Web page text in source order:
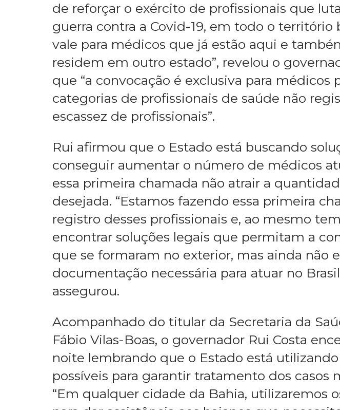
de reforçar o exército de profissionais que
guerra contra a Covid-19, em todo o território
vale para médicos que já estão aqui e
residem em outro estado”, revelou o
que “a convocação é exclusiva para médicos
categorias de profissionais de saúde não
escassez de profissionais”.
Rui afirmou que o Estado está buscando
conseguir aumentar o número de médicos
essa primeira chamada não atrair a
desejada. “Estamos fazendo essa primeira
registro desses profissionais e, ao mesmo
encontrar soluções legais que permitam a
que se formaram no exterior, mas ainda não
documentação necessária para atuar no
assegurou.
Acompanhado do titular da Secretaria da
Fábio Vilas-Boas, o governador Rui Costa
noite lembrando que o Estado está
possíveis para garantir tratamento dos casos
“Em qualquer cidade da Bahia, utilizaremos